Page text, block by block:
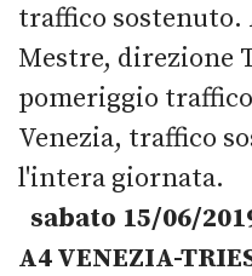
traffico sostenuto.
Mestre, direzione
pomeriggio
Venezia, traffico
l'intera giornata.
sabato 15/06/
A4 VENEZIA-